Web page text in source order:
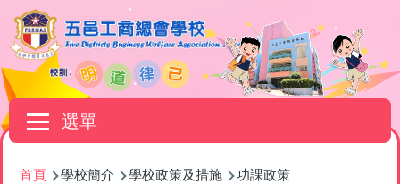
移至主內容
選單
Main
navigation
導
首頁 學校簡介 學校政策及措施 功課政策